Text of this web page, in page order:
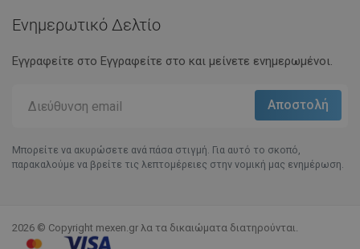
Ενημερωτικό Δελτίο
Εγγραφείτε στο Eγγραφείτε στο και μείνετε ενημερωμένοι.
Μπορείτε να ακυρώσετε ανά πάσα στιγμή. Για αυτό το σκοπό,
παρακαλούμε να βρείτε τις λεπτομέρειες στην νομική μας ενημέρωση.
2026 © Copyright mexen.gr λα τα δικαιώματα διατηρούνται.